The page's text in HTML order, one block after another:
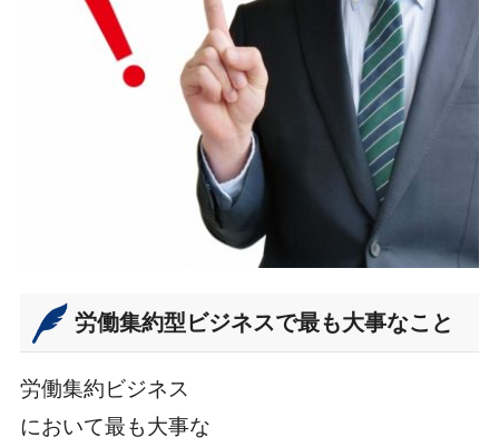
労働集約型ビジネスで最も大事なこと
労働集約ビジネス
において最も大事な